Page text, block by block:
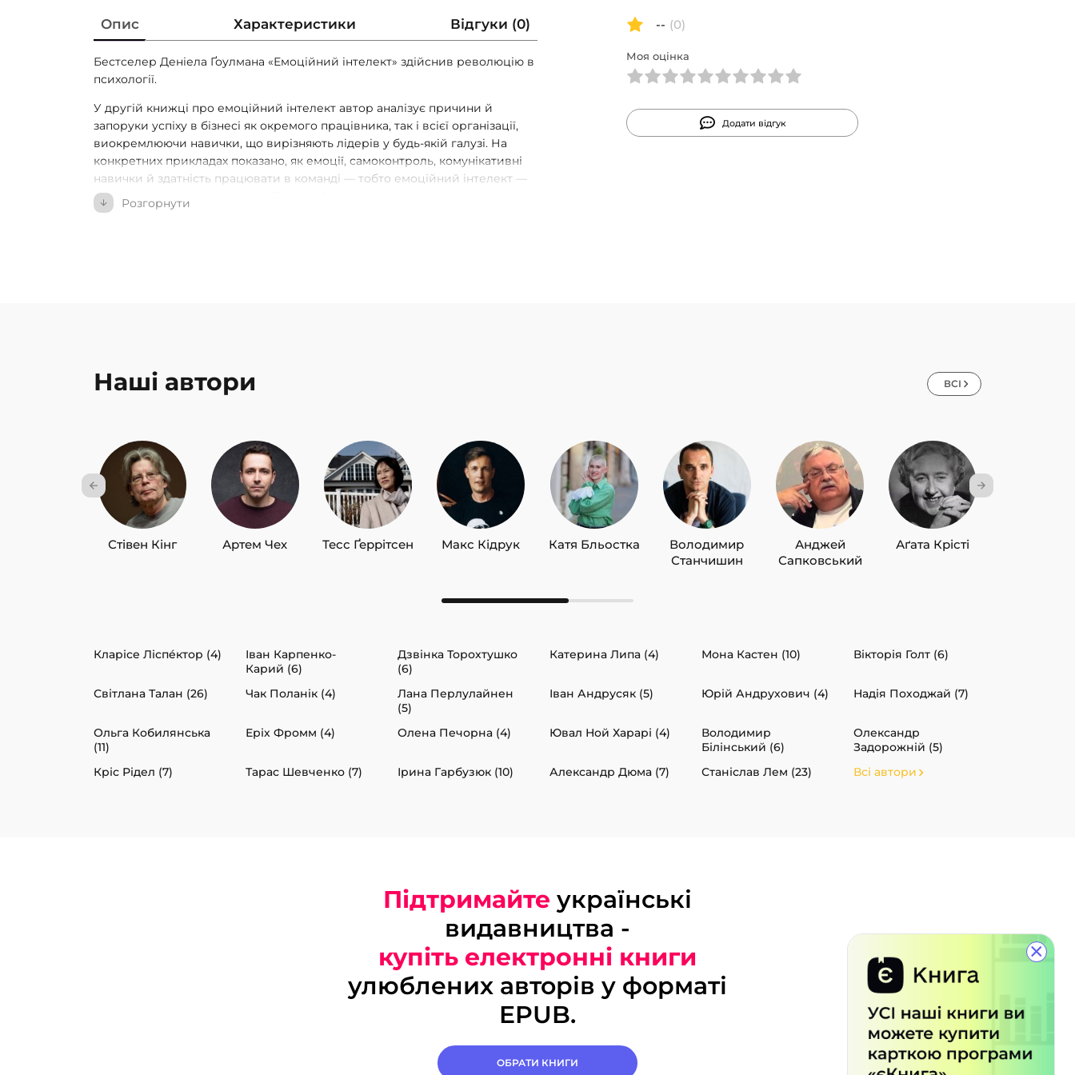
×
Опис Характеристики Відгуки (0)
Бестселер Деніела Ґоулмана «Емоційний інтелект» здійснив революцію в
психології.
У другій книжці про емоційний інтелект автор аналізує причини й
запоруки успіху в бізнесі як окремого працівника, так і всієї організації,
виокремлюючи навички, що вирізняють лідерів у будь-якій галузі. На
конкретних прикладах показано, як емоції, самоконтроль, комунікативні
навички й здатність працювати в команді — тобто емоційний інтелект —
впливають на успіх у житті та бізнесі. На думку автора, це важливіше за
IQ, науковий ступінь та життєвий досвід. І що вища посада людини, то
Розгорнути
-- (0)
Моя оцінка
Додати відгук
Наші автори ВСІ
Стівен Кінг Артем Чех Тесс Ґеррітсен Макс Кідрук Катя Бльостка
Володимир
Станчишин
Анджей
Сапковський
Аґата Крісті
Кларісе Ліспéктор (4)
Іван Карпенко-
Карий (6)
Дзвінка Торохтушко
(6)
Катерина Липа (4) Мона Кастен (10) Вікторія Голт (6)
Світлана Талан (26) Чак Поланік (4)
Лана Перлулайнен
(5)
Іван Андрусяк (5) Юрій Андрухович (4) Надія Походжай (7)
Ольга Кобилянська
(11)
Еріх Фромм (4) Олена Печорна (4) Ювал Ной Харарі (4)
Володимир
Білінський (6)
Олександр
Задорожній (5)
Кріс Рідел (7)
Тарас Шевченко (7) Ірина Гарбузюк (10) Александр Дюма (7) Станіслав Лем (23) Всі автори
Підтримайте українські
видавництва -
купіть електронні книги
улюблених авторів у форматі
EPUB.
ОБРАТИ КНИГИ